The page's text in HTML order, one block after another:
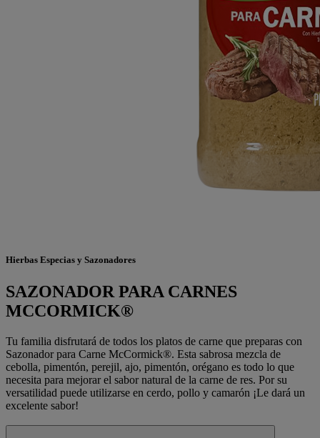
Hierbas Especias y Sazonadores
SAZONADOR PARA CARNES
MCCORMICK®
Tu familia disfrutará de todos los platos de carne que preparas con
Sazonador para Carne McCormick®. Esta sabrosa mezcla de
cebolla, pimentón, perejil, ajo, pimentón, orégano es todo lo que
necesita para mejorar el sabor natural de la carne de res. Por su
versatilidad puede utilizarse en cerdo, pollo y camarón ¡Le dará un
excelente sabor!